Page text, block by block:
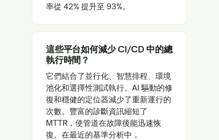
率從 42% 提升至 93%。
這些平台如何減少 CI/CD 中的總
執行時間？
它們結合了並行化、智慧排程、環境
池化和選擇性測試執行。AI 驅動的修
復和穩健的定位器減少了重新運行的
次數。豐富的診斷資訊縮短了
MTTR，使管道在故障後能迅速恢
復。在最近的基準分析中，